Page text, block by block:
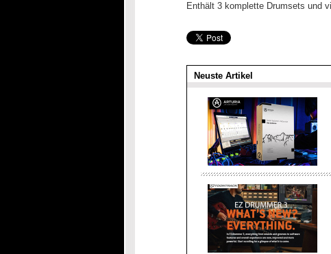
Enthält 3 komplette Drumsets und
Neuste Artikel